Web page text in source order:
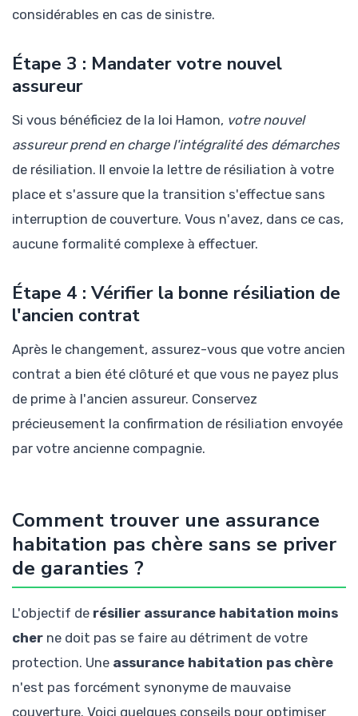
considérables en cas de sinistre.
Étape 3 : Mandater votre nouvel
assureur
Si vous bénéficiez de la loi Hamon, votre nouvel
assureur prend en charge l'intégralité des démarches
de résiliation. Il envoie la lettre de résiliation à votre
place et s'assure que la transition s'effectue sans
interruption de couverture. Vous n'avez, dans ce cas,
aucune formalité complexe à effectuer.
Étape 4 : Vérifier la bonne résiliation de
l'ancien contrat
Après le changement, assurez-vous que votre ancien
contrat a bien été clôturé et que vous ne payez plus
de prime à l'ancien assureur. Conservez
précieusement la confirmation de résiliation envoyée
par votre ancienne compagnie.
Comment trouver une assurance
habitation pas chère sans se priver
de garanties ?
L'objectif de résilier assurance habitation moins
cher ne doit pas se faire au détriment de votre
protection. Une assurance habitation pas chère
n'est pas forcément synonyme de mauvaise
couverture. Voici quelques conseils pour optimiser